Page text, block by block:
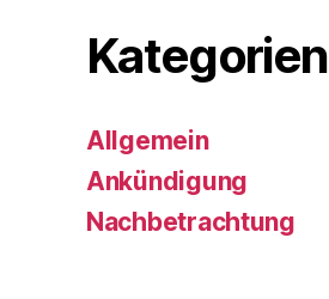
Kategorien
Allgemein
Ankündigung
Nachbetrachtung